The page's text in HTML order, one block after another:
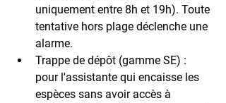
uniquement entre 8h et 19h). Toute
tentative hors plage déclenche une
alarme.
Trappe de dépôt (gamme SE) :
pour l'assistante qui encaisse les
espèces sans avoir accès à